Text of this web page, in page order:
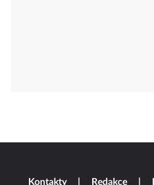
Kontakty Redakce